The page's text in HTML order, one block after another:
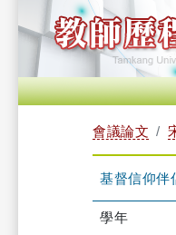
會議論文
基督信仰伴
學年